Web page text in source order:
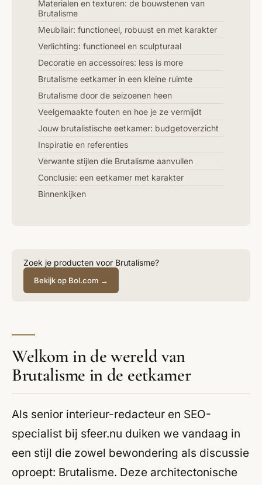
Materialen en texturen: de bouwstenen van
Brutalisme
Meubilair: functioneel, robuust en met karakter
Verlichting: functioneel en sculpturaal
Decoratie en accessoires: less is more
Brutalisme eetkamer in een kleine ruimte
Brutalisme door de seizoenen heen
Veelgemaakte fouten en hoe je ze vermijdt
Jouw brutalistische eetkamer: budgetoverzicht
Inspiratie en referenties
Verwante stijlen die Brutalisme aanvullen
Conclusie: een eetkamer met karakter
Binnenkijken
Zoek je producten voor Brutalisme?
Bekijk op Bol.com →
Welkom in de wereld van
Brutalisme in de eetkamer
Als senior interieur-redacteur en SEO-
specialist bij sfeer.nu duiken we vandaag in
een stijl die zowel bewondering als discussie
oproept: Brutalisme. Deze architectonische